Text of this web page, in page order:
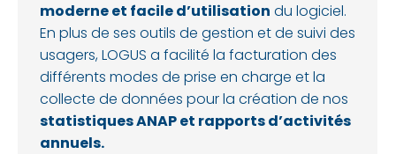
moderne et facile d’utilisation du logiciel.
En plus de ses outils de gestion et de suivi des
usagers, LOGUS a facilité la facturation des
différents modes de prise en charge et la
collecte de données pour la création de nos
statistiques ANAP et rapports d’activités
annuels.